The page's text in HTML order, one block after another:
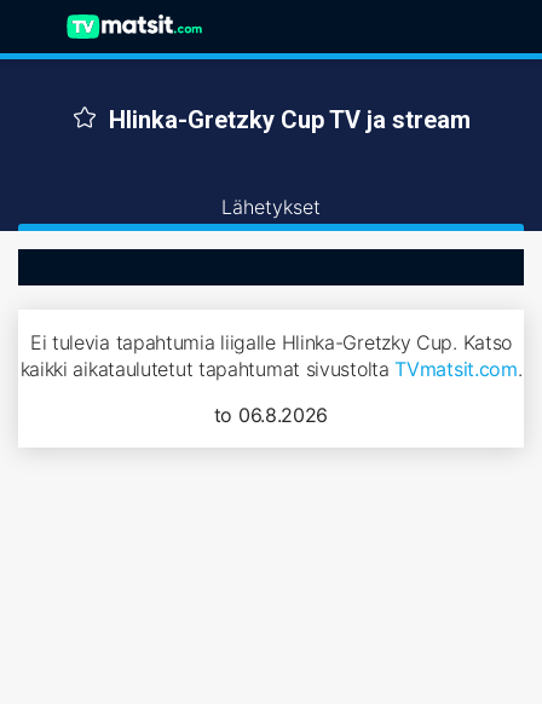
Hlinka-Gretzky Cup TV ja stream
Lähetykset
Ei tulevia tapahtumia liigalle Hlinka-Gretzky Cup. Katso
kaikki aikataulutetut tapahtumat sivustoltaTVmatsit.com.
to 06.8.2026